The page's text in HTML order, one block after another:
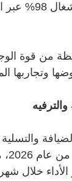
من قوة
وتجاربها
والترفيه
والتسلية
الأداء خلال